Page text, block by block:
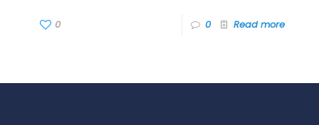
0 0 Read more